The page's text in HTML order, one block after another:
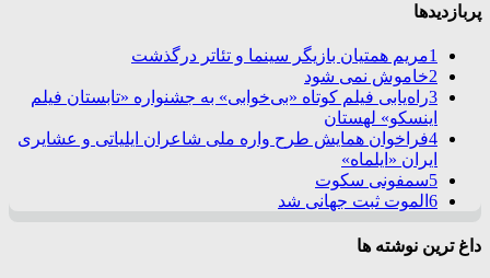
پربازدیدها
1مریم همتیان بازیگر سینما و تئاتر درگذشت
2خاموش نمی شود
3راه‌یابی فیلم کوتاه «بی‌خوابی» به جشنواره «تابستان فیلم
اینسکو» لهستان
4فراخوان همایش طرح واره ملی شاعران ایلیاتی و عشایری
ایران «ایلماه»
5سمفونی سکوت
6 الموت ثبت جهانی شد
داغ ترین نوشته ها